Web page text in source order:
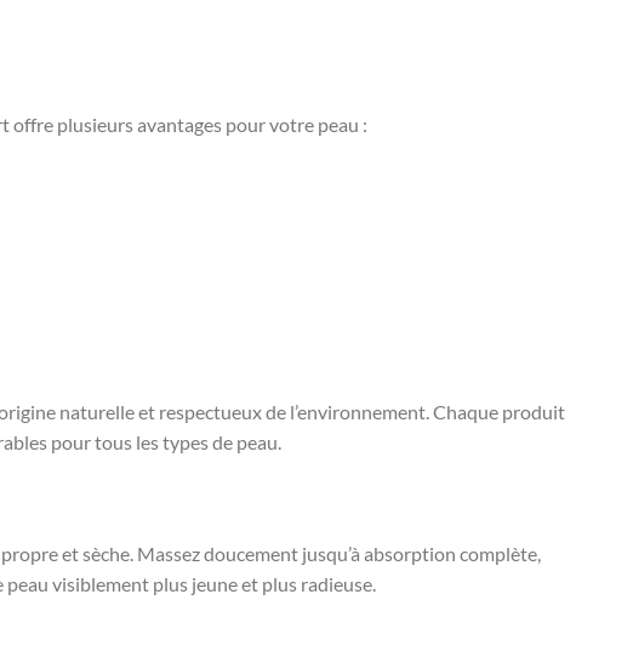
offre plusieurs avantages pour votre peau :
naturelle et respectueux de l’environnement. Chaque produit
pour tous les types de peau.
et sèche. Massez doucement jusqu’à absorption complète,
visiblement plus jeune et plus radieuse.